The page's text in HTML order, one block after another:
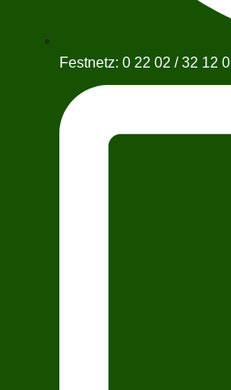
Festnetz: 0 22 02 / 32 12 0